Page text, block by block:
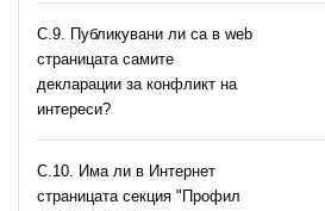
C.9. Публикувани ли са в web
страницата самите
декларации за конфликт на
интереси?
C.10. Има ли в Интернет
страницата секция "Профил